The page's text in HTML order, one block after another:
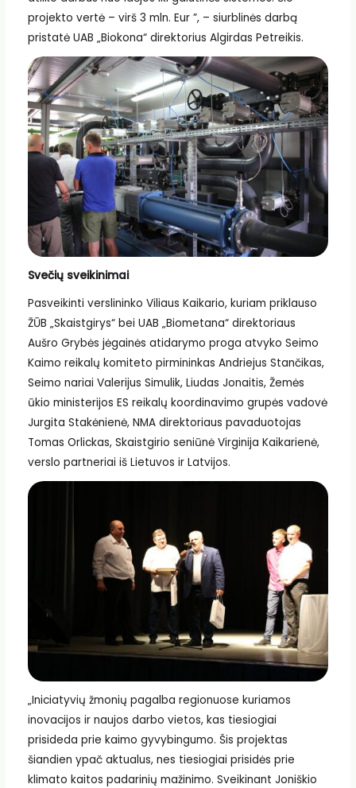
projekto vertė – virš 3 mln. Eur ”, – siurblinės darbą
pristatė UAB „Biokona“ direktorius Algirdas Petreikis.
Svečių sveikinimai
Pasveikinti verslininko Viliaus Kaikario, kuriam priklauso
ŽŪB „Skaistgirys“ bei UAB „Biometana“ direktoriaus
Aušro Grybės jėgainės atidarymo proga atvyko Seimo
Kaimo reikalų komiteto pirmininkas Andriejus Stančikas,
Seimo nariai Valerijus Simulik, Liudas Jonaitis, Žemės
ūkio ministerijos ES reikalų koordinavimo grupės vadovė
Jurgita Stakėnienė, NMA direktoriaus pavaduotojas
Tomas Orlickas, Skaistgirio seniūnė Virginija Kaikarienė,
verslo partneriai iš Lietuvos ir Latvijos.
„Iniciatyvių žmonių pagalba regionuose kuriamos
inovacijos ir naujos darbo vietos, kas tiesiogiai
prisideda prie kaimo gyvybingumo. Šis projektas
šiandien ypač aktualus, nes tiesiogiai prisidės prie
klimato kaitos padarinių mažinimo. Sveikinant Joniškio